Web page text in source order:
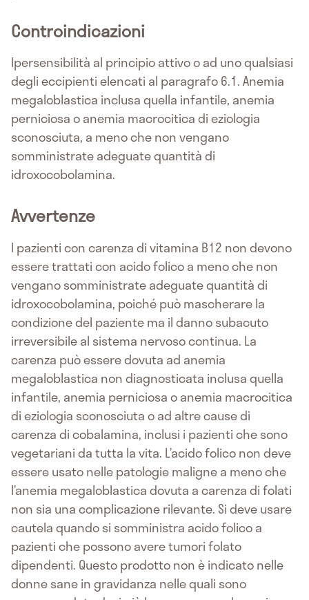
Controindicazioni
Ipersensibilità al principio attivo o ad uno qualsiasi
degli eccipienti elencati al paragrafo 6.1. Anemia
megaloblastica inclusa quella infantile, anemia
perniciosa o anemia macrocitica di eziologia
sconosciuta, a meno che non vengano
somministrate adeguate quantità di
idroxocobolamina.
Avvertenze
I pazienti con carenza di vitamina B12 non devono
essere trattati con acido folico a meno che non
vengano somministrate adeguate quantità di
idroxocobolamina, poiché può mascherare la
condizione del paziente ma il danno subacuto
irreversibile al sistema nervoso continua. La
carenza può essere dovuta ad anemia
megaloblastica non diagnosticata inclusa quella
infantile, anemia perniciosa o anemia macrocitica
di eziologia sconosciuta o ad altre cause di
carenza di cobalamina, inclusi i pazienti che sono
vegetariani da tutta la vita. L’acido folico non deve
essere usato nelle patologie maligne a meno che
l’anemia megaloblastica dovuta a carenza di folati
non sia una complicazione rilevante. Si deve usare
cautela quando si somministra acido folico a
pazienti che possono avere tumori folato
dipendenti. Questo prodotto non è indicato nelle
donne sane in gravidanza nelle quali sono